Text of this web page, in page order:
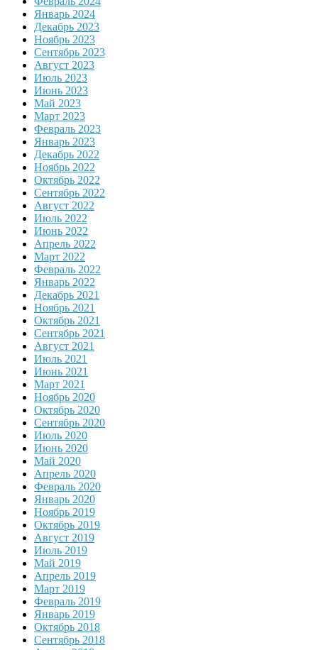
Январь 2024
Декабрь 2023
Ноябрь 2023
Сентябрь 2023
Август 2023
Июль 2023
Июнь 2023
Май 2023
Март 2023
Февраль 2023
Январь 2023
Декабрь 2022
Ноябрь 2022
Октябрь 2022
Сентябрь 2022
Август 2022
Июль 2022
Июнь 2022
Апрель 2022
Март 2022
Февраль 2022
Январь 2022
Декабрь 2021
Ноябрь 2021
Октябрь 2021
Сентябрь 2021
Август 2021
Июль 2021
Июнь 2021
Март 2021
Ноябрь 2020
Октябрь 2020
Сентябрь 2020
Июль 2020
Июнь 2020
Май 2020
Апрель 2020
Февраль 2020
Январь 2020
Ноябрь 2019
Октябрь 2019
Август 2019
Июль 2019
Май 2019
Апрель 2019
Март 2019
Февраль 2019
Январь 2019
Октябрь 2018
Сентябрь 2018